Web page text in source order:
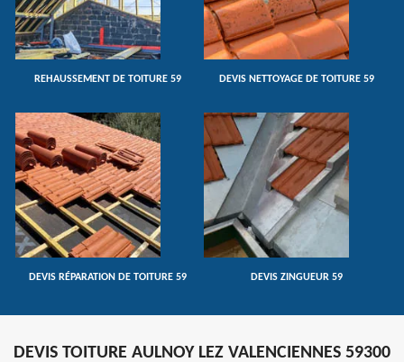
REHAUSSEMENT DE TOITURE 59 DEVIS NETTOYAGE DE TOITURE 59
DEVIS RÉPARATION DE TOITURE 59 DEVIS ZINGUEUR 59
DEVIS TOITURE AULNOY LEZ VALENCIENNES 59300